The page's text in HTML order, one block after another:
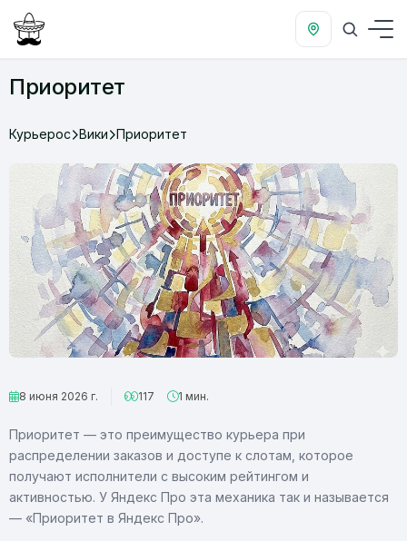
Приоритет
Курьерос Вики Приоритет
8 июня 2026 г. 117 1 мин.
Приоритет — это преимущество курьера при
распределении заказов и доступе к слотам, которое
получают исполнители с высоким рейтингом и
активностью. У Яндекс Про эта механика так и называется
— «Приоритет в Яндекс Про».